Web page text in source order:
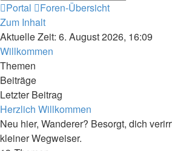
Portal
Foren-Übersicht
Zum Inhalt
Aktuelle Zeit: 6. August 2026, 16:09
Willkommen
Themen
Beiträge
Letzter Beitrag
Herzlich Willkommen
Neu hier, Wanderer? Besorgt, dich
kleiner Wegweiser.